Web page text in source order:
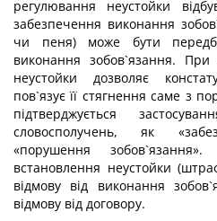
регулювання неустойки
забезпечення виконання
чи пеня) може бути
виконання зобов`язання.
неустойки дозволяє
пов`язує її стягнення саме з
підтверджується
словосполучень, як
«порушення
встановлення неустойки
відмову від виконання
відмову від договору.